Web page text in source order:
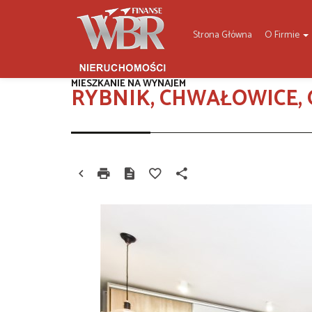
Strona Główna O Firmie
RYBNIK, CHWAŁOWICE,
MIESZKANIE NA WYNAJEM